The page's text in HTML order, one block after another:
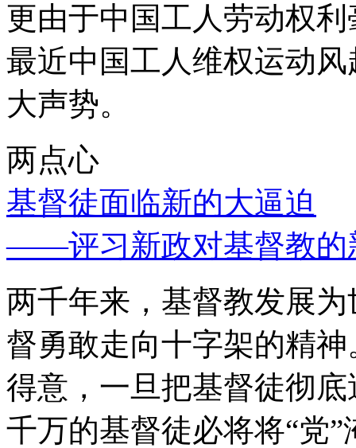
更由于中国工人劳动权
最近中国工人维权运动
大声势。
两点心
基督徒面临新的大逼迫
——评习新政对基督教的
两千年来，基督教发展
督勇敢走向十字架的精
得意，一旦把基督徒彻
千万的基督徒必将将“党”